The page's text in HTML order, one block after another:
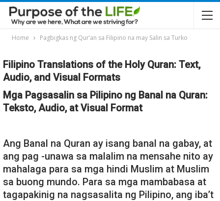
Home Pagbigkas ng Qur’an sa Filipino na may Salin sa Turko
Filipino Translations of the Holy Quran: Text,
Audio, and Visual Formats
Mga Pagsasalin sa Pilipino ng Banal na Quran:
Teksto, Audio, at Visual Format
Ang Banal na Quran ay isang banal na gabay, at
ang pag -unawa sa malalim na mensahe nito ay
mahalaga para sa mga hindi Muslim at Muslim
sa buong mundo. Para sa mga mambabasa at
tagapakinig na nagsasalita ng Pilipino, ang iba’t